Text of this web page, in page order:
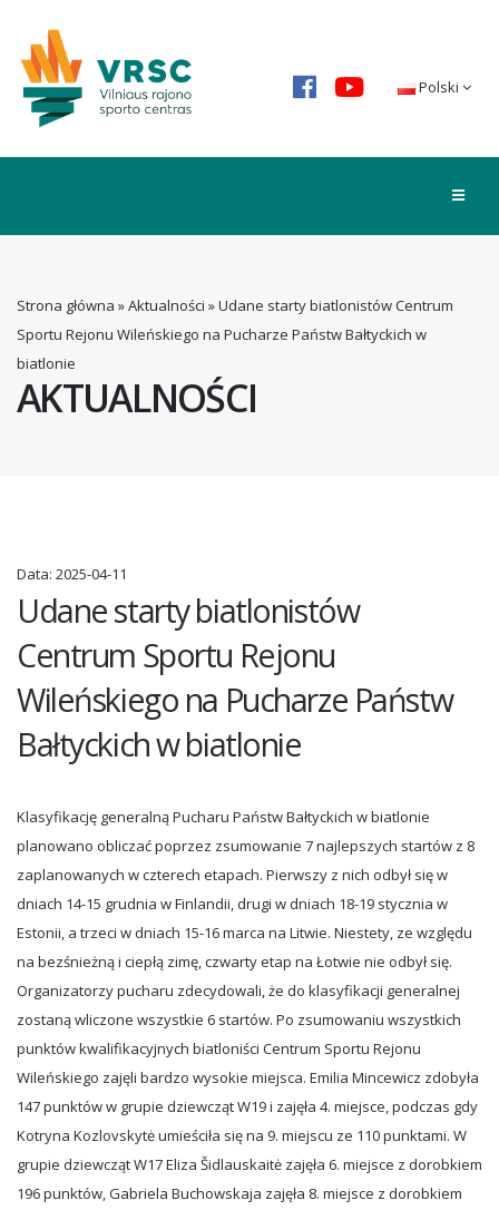
Polski
AKTUALNOŚCI
Strona główna »Aktualności »Udane starty biatlonistów Centrum
Sportu Rejonu Wileńskiego na Pucharze Państw Bałtyckich w
biatlonie
Data: 2025-04-11
Udane starty biatlonistów
Centrum Sportu Rejonu
Wileńskiego na Pucharze Państw
Bałtyckich w biatlonie
Klasyfikację generalną Pucharu Państw Bałtyckich w biatlonie
planowano obliczać poprzez zsumowanie 7 najlepszych startów z 8
zaplanowanych w czterech etapach. Pierwszy z nich odbył się w
dniach 14-15 grudnia w Finlandii, drugi w dniach 18-19 stycznia w
Estonii, a trzeci w dniach 15-16 marca na Litwie. Niestety, ze względu
na bezśnieżną i ciepłą zimę, czwarty etap na Łotwie nie odbył się.
Organizatorzy pucharu zdecydowali, że do klasyfikacji generalnej
zostaną wliczone wszystkie 6 startów. Po zsumowaniu wszystkich
punktów kwalifikacyjnych biatloniści Centrum Sportu Rejonu
Wileńskiego zajęli bardzo wysokie miejsca. Emilia Mincewicz zdobyła
147 punktów w grupie dziewcząt W19 i zajęła 4. miejsce, podczas gdy
Kotryna Kozlovskytė umieściła się na 9. miejscu ze 110 punktami. W
grupie dziewcząt W17 Eliza Šidlauskaitė zajęła 6. miejsce z dorobkiem
196 punktów, Gabriela Buchowskaja zajęła 8. miejsce z dorobkiem